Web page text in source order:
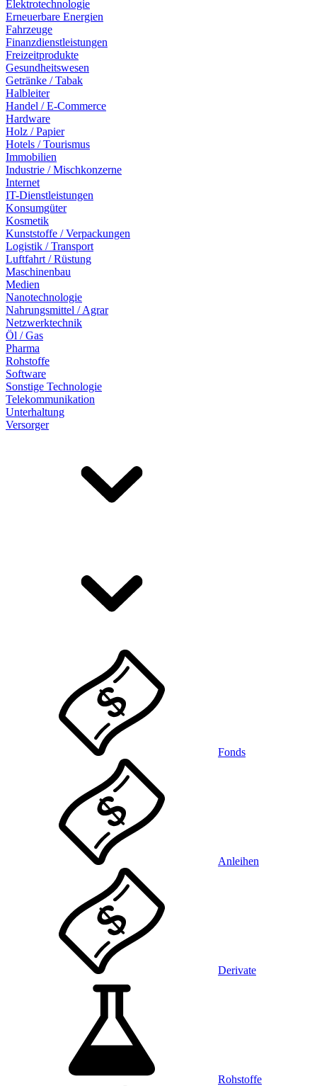
Elektrotechnologie
Erneuerbare Energien
Fahrzeuge
Finanzdienstleistungen
Freizeitprodukte
Gesundheitswesen
Getränke / Tabak
Halbleiter
Handel / E-Commerce
Hardware
Holz / Papier
Hotels / Tourismus
Immobilien
Industrie / Mischkonzerne
Internet
IT-Dienstleistungen
Konsumgüter
Kosmetik
Kunststoffe / Verpackungen
Logistik / Transport
Luftfahrt / Rüstung
Maschinenbau
Medien
Nanotechnologie
Nahrungsmittel / Agrar
Netzwerktechnik
Öl / Gas
Pharma
Rohstoffe
Software
Sonstige Technologie
Telekommunikation
Unterhaltung
Versorger
Fonds
Anleihen
Derivate
Rohstoffe